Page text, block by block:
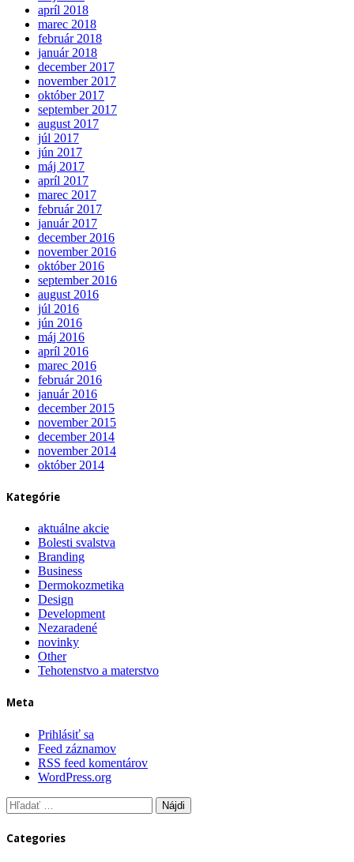
apríl 2018
marec 2018
február 2018
január 2018
december 2017
november 2017
október 2017
september 2017
august 2017
júl 2017
jún 2017
máj 2017
apríl 2017
marec 2017
február 2017
január 2017
december 2016
november 2016
október 2016
september 2016
august 2016
júl 2016
jún 2016
máj 2016
apríl 2016
marec 2016
február 2016
január 2016
december 2015
november 2015
december 2014
november 2014
október 2014
Kategórie
aktuálne akcie
Bolesti svalstva
Branding
Business
Dermokozmetika
Design
Development
Nezaradené
novinky
Other
Tehotenstvo a materstvo
Meta
Prihlásiť sa
Feed záznamov
RSS feed komentárov
WordPress.org
Hľadať:
Categories